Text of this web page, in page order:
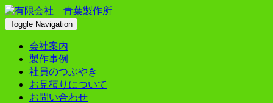
Skip
to
content
Toggle Navigation
会社案内
製作事例
社員のつぶやき
お見積りについて
お問い合わせ